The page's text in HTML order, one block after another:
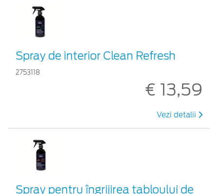
Spray de interior Clean Refresh
2753118
€ 13,59
Vezi detalii
Spray pentru îngrijirea tabloului de